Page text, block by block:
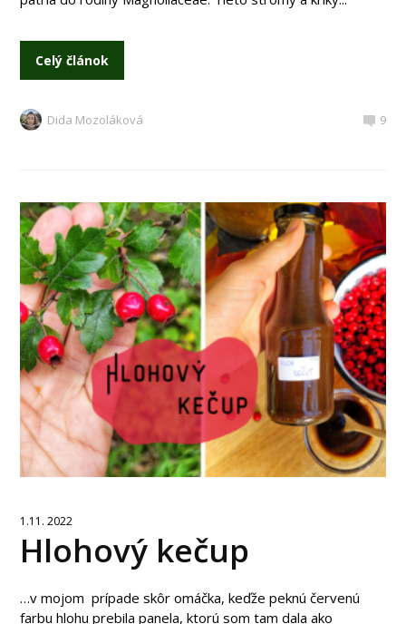
Celý článok
Dida Mozoláková 9
1.11. 2022
Hlohový kečup
…v mojom prípade skôr omáčka, keďže peknú červenú
farbu hlohu prebila panela, ktorú som tam dala ako